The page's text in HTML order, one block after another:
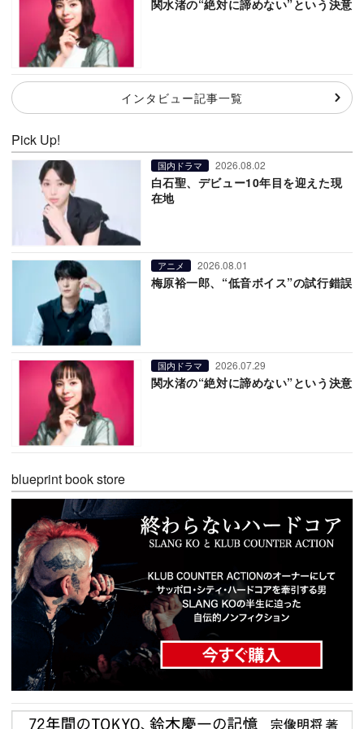
関水渚の“絶対に諦めない”という決意
インタビュー記事一覧
Pick Up!
国内ドラマ 2026.08.02
白石聖、デビュー10年目を迎えた現
在地
アニメ 2026.08.01
梅原裕一郎、“低音ボイス”の試行錯誤
国内ドラマ 2026.07.29
関水渚の“絶対に諦めない”という決意
blueprint book store